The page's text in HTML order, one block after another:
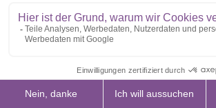
Zerbrochene
kommt für die Kosten auf?